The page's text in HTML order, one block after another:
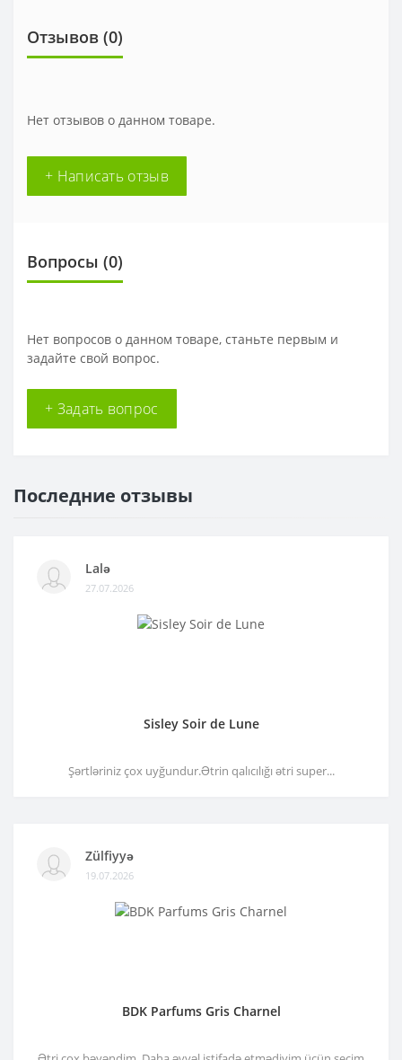
Отзывов (0)
Нет отзывов о данном товаре.
+ Написать отзыв
Вопросы (0)
Нет вопросов о данном товаре, станьте первым и
задайте свой вопрос.
+ Задать вопрос
Последние отзывы
Lalə
27.07.2026
Sisley Soir de Lune
Şərtləriniz çox uyğundur.Ətrin qalıcılığı ətri super...
Zülfiyyə
19.07.2026
BDK Parfums Gris Charnel